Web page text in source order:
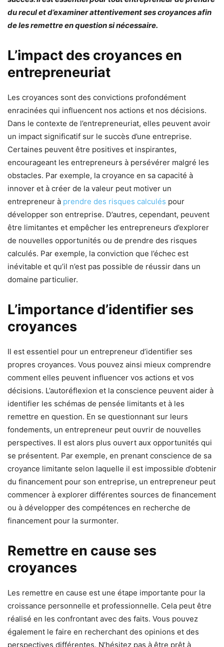
du recul et d’examiner attentivement ses croyances afin
de les remettre en question si nécessaire.
L’impact des croyances en
entrepreneuriat
Les croyances sont des convictions profondément
enracinées qui influencent nos actions et nos décisions.
Dans le contexte de l’entrepreneuriat, elles peuvent avoir
un impact significatif sur le succès d’une entreprise.
Certaines peuvent être positives et inspirantes,
encourageant les entrepreneurs à persévérer malgré les
obstacles. Par exemple, la croyance en sa capacité à
innover et à créer de la valeur peut motiver un
entrepreneur à prendre des risques calculés pour
développer son entreprise. D’autres, cependant, peuvent
être limitantes et empêcher les entrepreneurs d’explorer
de nouvelles opportunités ou de prendre des risques
calculés. Par exemple, la conviction que l’échec est
inévitable et qu’il n’est pas possible de réussir dans un
domaine particulier.
L’importance d’identifier ses
croyances
Il est essentiel pour un entrepreneur d’identifier ses
propres croyances. Vous pouvez ainsi mieux comprendre
comment elles peuvent influencer vos actions et vos
décisions. L’autoréflexion et la conscience peuvent aider à
identifier les schémas de pensée limitants et à les
remettre en question. En se questionnant sur leurs
fondements, un entrepreneur peut ouvrir de nouvelles
perspectives. Il est alors plus ouvert aux opportunités qui
se présentent. Par exemple, en prenant conscience de sa
croyance limitante selon laquelle il est impossible d’obtenir
du financement pour son entreprise, un entrepreneur peut
commencer à explorer différentes sources de financement
ou à développer des compétences en recherche de
financement pour la surmonter.
Remettre en cause ses
croyances
Les remettre en cause est une étape importante pour la
croissance personnelle et professionnelle. Cela peut être
réalisé en les confrontant avec des faits. Vous pouvez
également le faire en recherchant des opinions et des
perspectives différentes. N’hésitez pas à être prêt à